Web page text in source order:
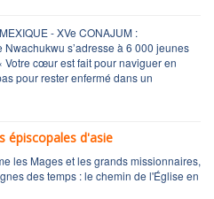
- XVe CONAJUM :
Nwachukwu s’adresse à 6 000 jeunes
Votre cœur est fait pour naviguer en
pour rester enfermé dans un
épiscopales d'asie
les Mages et les grands missionnaires,
des temps : le chemin de l'Église en